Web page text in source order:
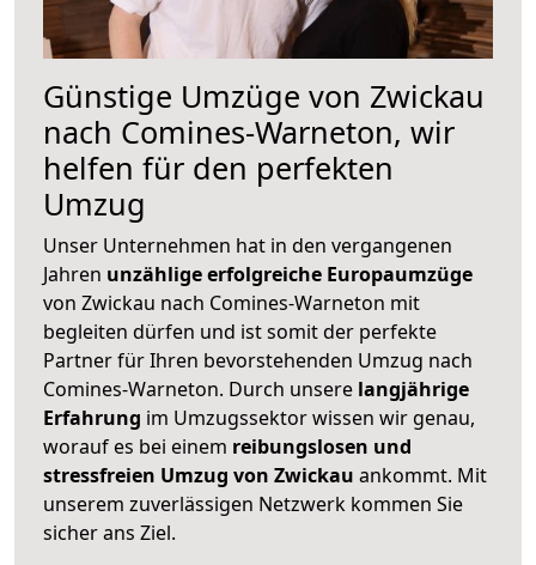
Günstige Umzüge von Zwickau
nach Comines-Warneton, wir
helfen für den perfekten
Umzug
Unser Unternehmen hat in den vergangenen
Jahren unzählige erfolgreiche Europaumzüge
von Zwickau nach Comines-Warneton mit
begleiten dürfen und ist somit der perfekte
Partner für Ihren bevorstehenden Umzug nach
Comines-Warneton. Durch unsere langjährige
Erfahrung im Umzugssektor wissen wir genau,
worauf es bei einem reibungslosen und
stressfreien Umzug von Zwickau ankommt. Mit
unserem zuverlässigen Netzwerk kommen Sie
sicher ans Ziel.